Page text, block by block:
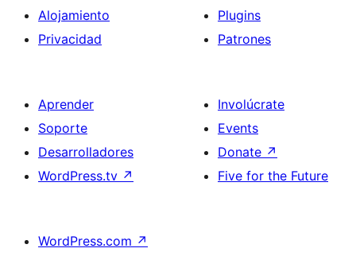
Alojamiento
Privacidad
Plugins
Patrones
Aprender
Soporte
Desarrolladores
WordPress.tv ↗
Involúcrate
Events
Donate ↗
Five for the Future
WordPress.com ↗